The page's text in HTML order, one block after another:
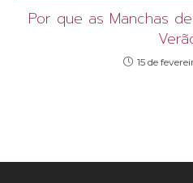
Por que as Manchas
15 de